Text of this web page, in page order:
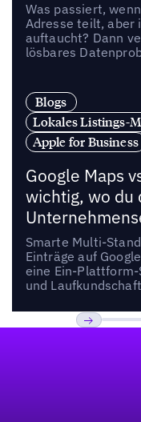
Was passiert,
Adresse teilt, aber
auftaucht? Dann
lösbares
Blogs
Lokales Listings-
Apple for Business
Google Maps
wichtig, wo du
Smarte Multi-
Einträge auf
eine Ein-
und